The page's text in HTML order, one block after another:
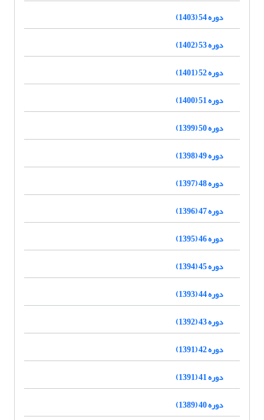
دوره 54 (1403)
دوره 53 (1402)
دوره 52 (1401)
دوره 51 (1400)
دوره 50 (1399)
دوره 49 (1398)
دوره 48 (1397)
دوره 47 (1396)
دوره 46 (1395)
دوره 45 (1394)
دوره 44 (1393)
دوره 43 (1392)
دوره 42 (1391)
دوره 41 (1391)
دوره 40 (1389)